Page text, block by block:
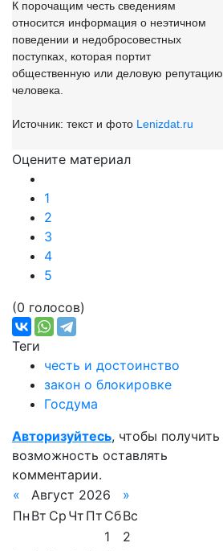
К порочащим честь сведениям
относится информация о неэтичном
поведении и недобросовестных
поступках, которая портит
общественную или деловую репутацию
человека.
Источник: текст и фото Lenizdat.ru
Оцените материал
1
2
3
4
5
(0 голосов)
Теги
честь и достоинство
закон о блокировке
Госдума
Авторизуйтесь, чтобы получить
возможность оставлять
комментарии.
«
Август 2026
»
Пн Вт Ср Чт Пт СбВс
1
2